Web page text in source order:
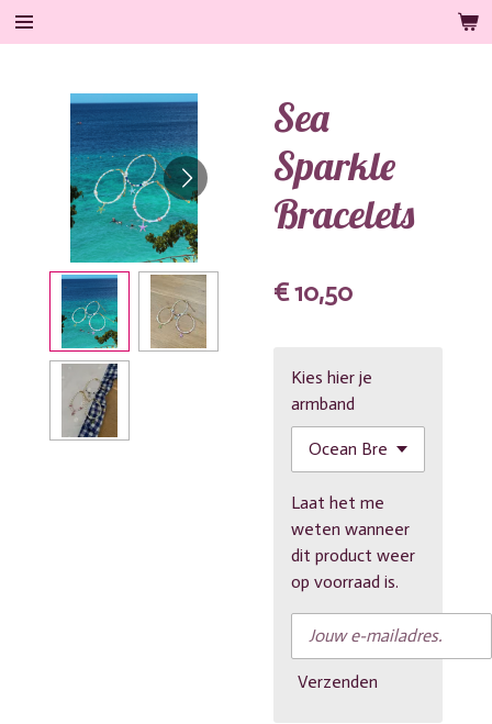
Ga
direct
hoofdinhoud
Sea
Sparkle
Bracelets
€ 10,50
Kies hier je
armband
Laat het me
weten wanneer
dit product weer
op voorraad is.
Verzenden